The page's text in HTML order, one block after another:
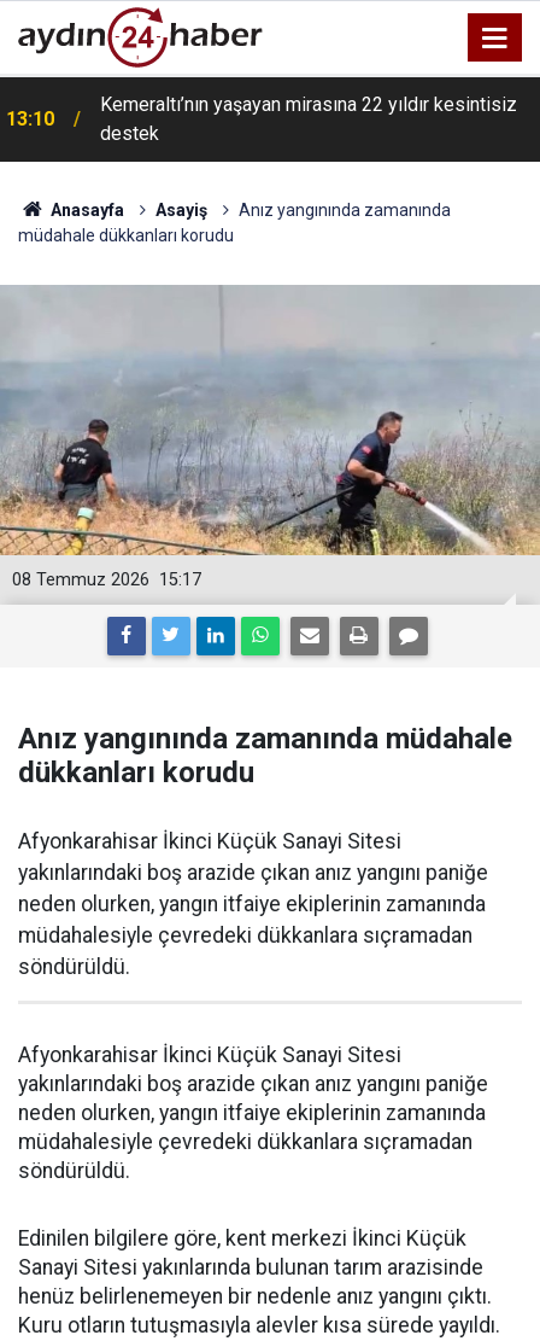
13:10
Kemeraltı’nın yaşayan mirasına 22 yıldır kesintisiz
destek
Anasayfa Asayiş
Anız yangınında zamanında
müdahale dükkanları korudu
15:17
08 Temmuz 2026
Anız yangınında zamanında müdahale
dükkanları korudu
Afyonkarahisar İkinci Küçük Sanayi Sitesi
yakınlarındaki boş arazide çıkan anız yangını paniğe
neden olurken, yangın itfaiye ekiplerinin zamanında
müdahalesiyle çevredeki dükkanlara sıçramadan
söndürüldü.
Afyonkarahisar İkinci Küçük Sanayi Sitesi
yakınlarındaki boş arazide çıkan anız yangını paniğe
neden olurken, yangın itfaiye ekiplerinin zamanında
müdahalesiyle çevredeki dükkanlara sıçramadan
söndürüldü.
Edinilen bilgilere göre, kent merkezi İkinci Küçük
Sanayi Sitesi yakınlarında bulunan tarım arazisinde
henüz belirlenemeyen bir nedenle anız yangını çıktı.
Kuru otların tutuşmasıyla alevler kısa sürede yayıldı.